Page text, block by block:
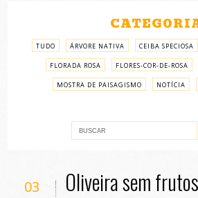
TUDO ÁRVORE NATIVA CEIBA SPECIOSA
FLORADA ROSA FLORES-COR-DE-ROSA
MOSTRA DE PAISAGISMO NOTÍCIA
03 Oliveira sem frutos